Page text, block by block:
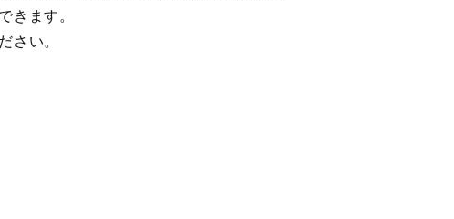
きます。
さい。